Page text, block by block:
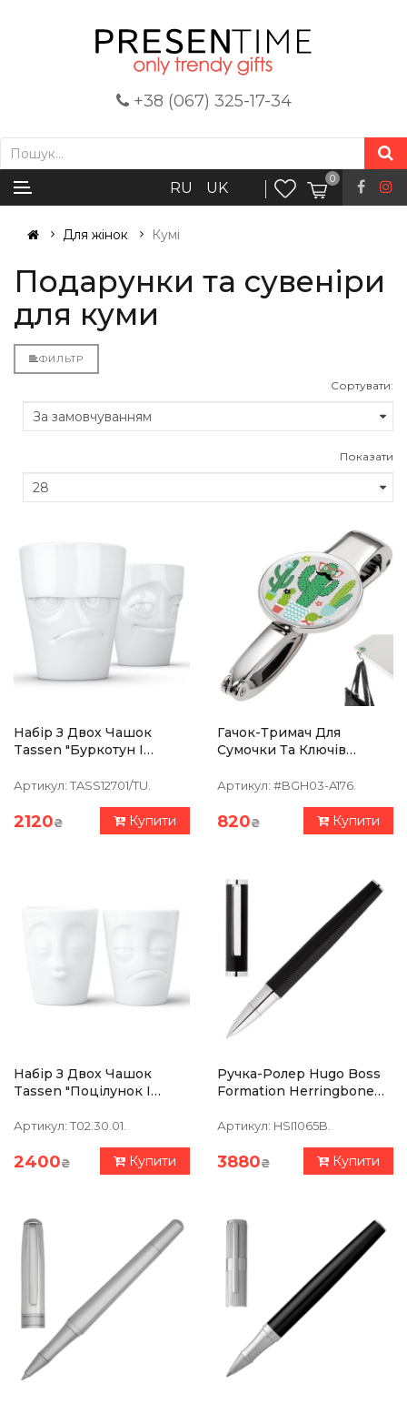
+38 (067) 325-17-34
RU UK
0
Для жінок Кумі
Подарунки та сувеніри
для куми
ФИЛЬТР
Сортувати:
Показати
Набір З Двох Чашок
Tassen "Буркотун І
Порцеляна
Артикул: TASS12701/TU.
2120₴ Купити
Гачок-Тримач Для
Сумочки Та Ключів
Артикул: #BGH03-A176.
820₴ Купити
Набір З Двох Чашок
Tassen "Поцілунок І
Порцеляна
Артикул: T02.30.01.
2400₴ Купити
Ручка-Ролер Hugo Boss
Formation Herringbone
Артикул: HSI1065B.
3880₴ Купити